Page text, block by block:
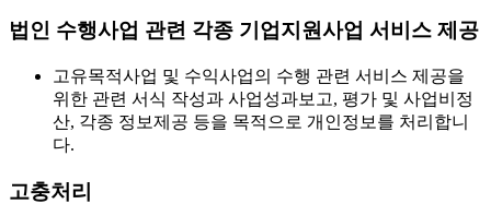
법인 수행사업 관련 각종 기업지원사업 서비스 제공
고유목적사업 및 수익사업의 수행 관련 서비스 제공을
위한 관련 서식 작성과 사업성과보고, 평가 및 사업비정
산, 각종 정보제공 등을 목적으로 개인정보를 처리합니
다.
고충처리